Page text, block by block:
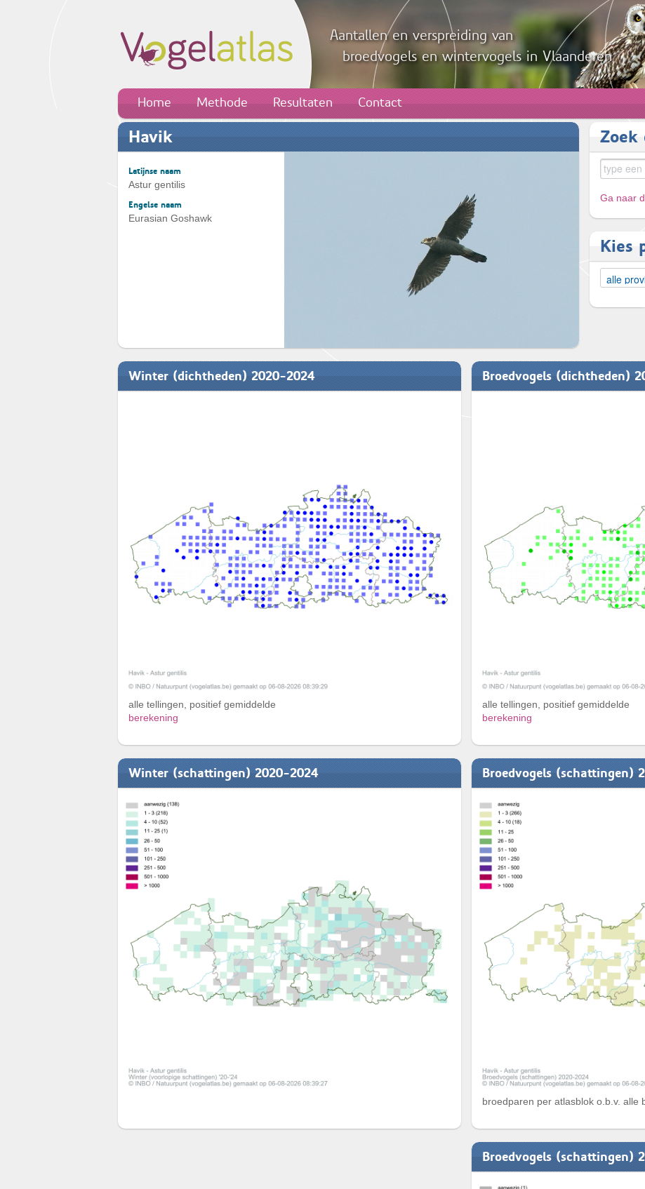
Aantallen en verspreiding van
broedvogels en wintervogels in Vlaanderen
Home Methode Resultaten Contact
Havik
Latijnse naam
Astur gentilis
Engelse naam
Eurasian Goshawk
Zoek
Ga naar
Kies
Winter (dichtheden) 2020-2024
alle tellingen, positief gemiddelde
berekening
Winter (schattingen) 2020-2024
Broedvogels (dichtheden)
alle tellingen, positief gemiddelde
berekening
Broedvogels (schattingen)
broedparen per atlasblok o.b.v. alle
Broedvogels (schattingen)